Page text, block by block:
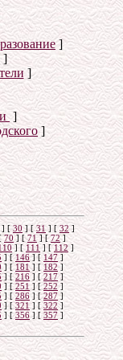
]
]
]
]
]
] [30] [31 ] [ 32]
70] [71] [72]
] [ 111 ] [112 ]
] [146] [ 147 ]
] [ 181] [ 182]
] [216] [ 217 ]
] [ 251] [252]
] [286 ] [287]
] [321] [ 322]
] [356] [ 357 ]